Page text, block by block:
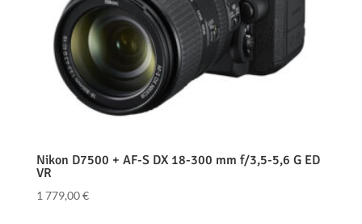
Nikon D7500 + AF-S DX 18-300 mm f/3,5-5,6 G ED
VR
1 779,00€